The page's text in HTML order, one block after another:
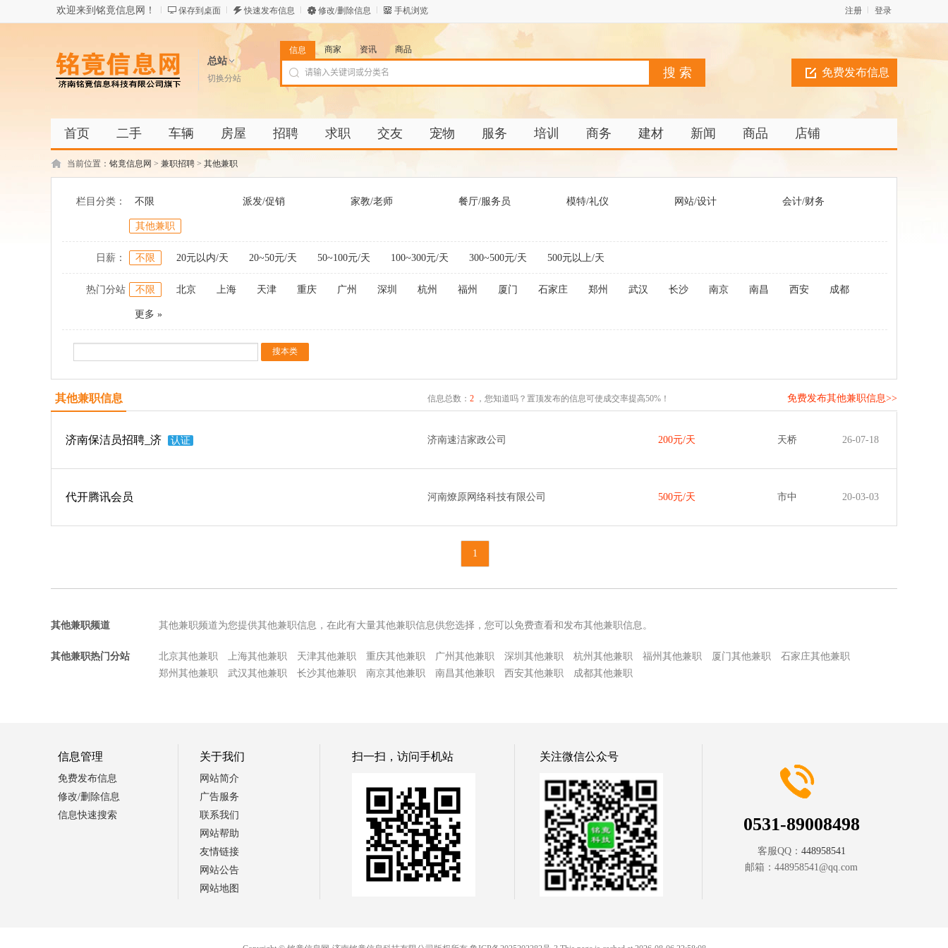
欢迎来到铭竟信息网！ 保存到桌面 快速发布信息 修改/删除信息 手机浏览 登录
注册
总站
切换分站 免费发布信息
信息 商家 资讯 商品
首页 二手 车辆 房屋 招聘 求职 交友 宠物 服务 培训 商务 建材 新闻 商品 店铺
当前位置： 铭竟信息网 > 兼职招聘 > 其他兼职
栏目分类： 不限 派发/促销 家教/老师 餐厅/服务员 模特/礼仪 网站/设计 会计/财务
其他兼职
日薪： 不限 20元以内/天 20~50元/天 50~100元/天 100~300元/天 300~500元/天 500元以上/天
热门分站 不限 北京 上海 天津 重庆 广州 深圳 杭州 福州 厦门 石家庄 郑州 武汉 长沙 南京 南昌 西安 成都
更多 »
其他兼职信息 信息总数： 2，您知道吗？置顶发布的信息可使成交率提高50%！ 免费发布其他兼职信息>>
济南保洁员招聘_济 认证 26-07-18
天桥
200元/天
济南速洁家政公司
代开腾讯会员 20-03-03
市中
500元/天
河南燎原网络科技有限公司
1
其他兼职频道 其他兼职频道为您提供其他兼职信息，在此有大量其他兼职信息供您选择，您可以免费查看和发布其他兼职信息。
其他兼职热门分站 北京其他兼职 上海其他兼职 天津其他兼职 重庆其他兼职 广州其他兼职 深圳其他兼职 杭州其他兼职 福州其他兼职 厦门其他兼职
石家庄其他兼职
郑州其他兼职
武汉其他兼职 长沙其他兼职 南京其他兼职 南昌其他兼职 西安其他兼职 成都其他兼职
信息管理
免费发布信息
修改/删除信息
信息快速搜索
关于我们
网站简介
广告服务
联系我们
网站帮助
友情链接
网站公告
网站地图
扫一扫，访问手机站 关注微信公众号
0531-89008498
客服QQ： 448958541
邮箱： 448958541@qq.com